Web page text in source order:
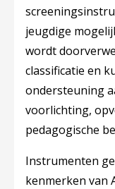
jeugdige
wordt
classificatie en
ondersteuning
voorlichting,
pedagogische
Instrumenten
kenmerken van